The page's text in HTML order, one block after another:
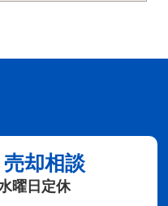
却相談
曜日定休